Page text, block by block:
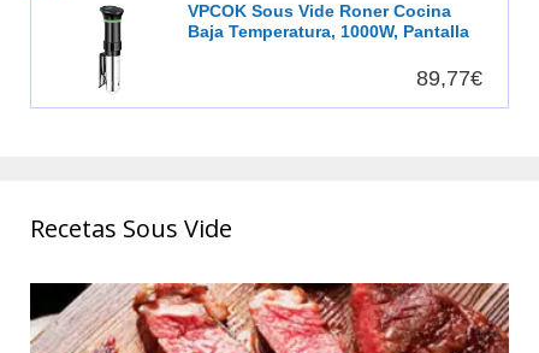
VPCOK Sous Vide Roner Cocina
Baja Temperatura, 1000W, Pantalla
Circulador, Máquina de Cocción al
Recetario
89,77€
Recetas Sous Vide